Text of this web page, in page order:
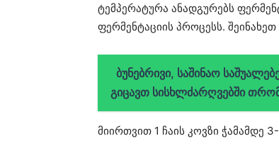
ტემპერატურა ანადგურებს
ფერმენტაციის პროცესს.
ბუნებრივი, საშინაო
გიცავთ სისხლძარღვებში
მიირთვით 1 ჩაის კოვზი ჭამამდე